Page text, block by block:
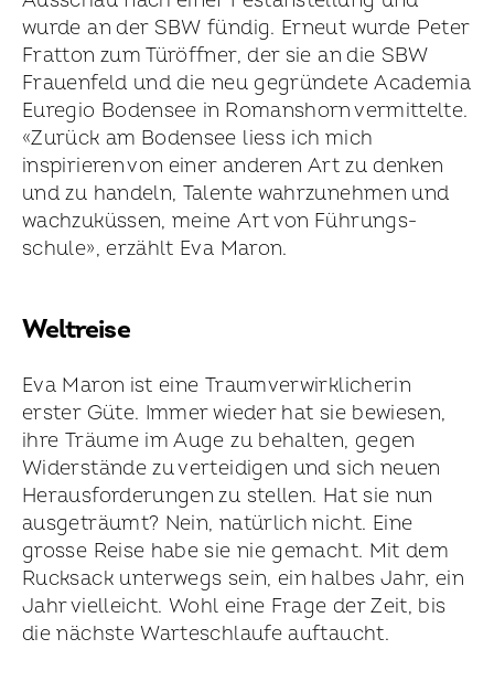
wurde an der SBW fündig. Erneut wurde Peter
Fratton zum Türöffner, der sie an die SBW
Frauenfeld und die neu gegründete Academia
Euregio Bodensee in Romanshorn vermittelte.
«Zurück am Bodensee liess ich mich
inspirieren von einer anderen Art zu denken
und zu handeln, Talente wahrzu­nehmen und
wachzu­küssen, meine Art von Führungs­
schule», erzählt Eva Maron.
Weltreise
Eva Maron ist eine Traum­verwirklicherin
erster Güte. Immer wieder hat sie bewiesen,
ihre Träume im Auge zu behalten, gegen
Widerstände zu verteidigen und sich neuen
Herausforderungen zu stellen. Hat sie nun
ausgeträumt? Nein, natürlich nicht. Eine
grosse Reise habe sie nie gemacht. Mit dem
Rucksack unterwegs sein, ein halbes Jahr, ein
Jahr vielleicht. Wohl eine Frage der Zeit, bis
die nächste Warteschlaufe auftaucht.